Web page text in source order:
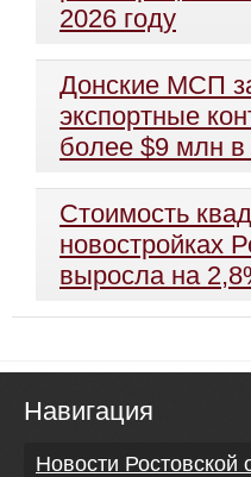
2026 году
Донские МСП
экспортные
более $9 млн в
Стоимость
новостройках
выросла на
Навигация
Новости Ростовской